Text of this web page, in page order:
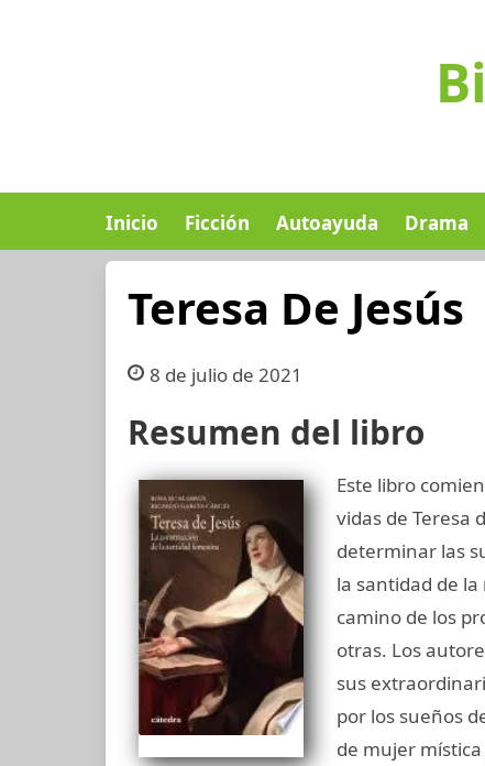
Inicio Ficción Autoayuda Drama
Teresa De Jesús
8 de julio de 2021
Resumen del libro
Este libro
vidas de Teresa
determinar las
la santidad de
camino de los
otras. Los
sus
por los sueños
de mujer